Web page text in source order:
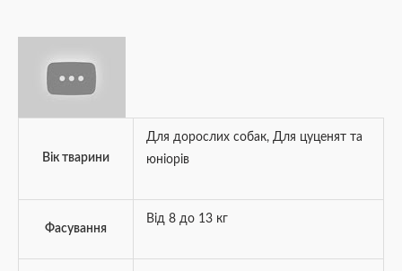
Вік тварини
Для дорослих собак, Для цуценят та
юніорів
Фасування
Від 8 до 13 кг